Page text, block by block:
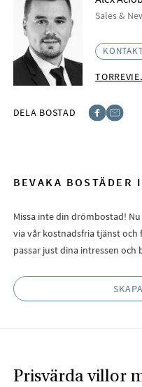
Sales &
DELA BOSTAD
BEVAKA BOSTÄDER
Missa inte din drömbostad!
via vår kostnadsfria tjänst och
passar just dina intressen och
Prisvärda villor